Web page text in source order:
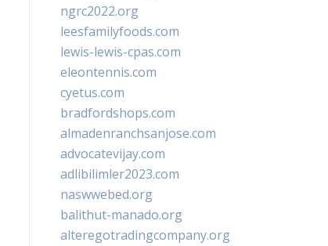
ngrc2022.org
leesfamilyfoods.com
lewis-lewis-cpas.com
eleontennis.com
cyetus.com
bradfordshops.com
almadenranchsanjose.com
advocatevijay.com
adlibilimler2023.com
naswwebed.org
balithut-manado.org
alteregotradingcompany.org